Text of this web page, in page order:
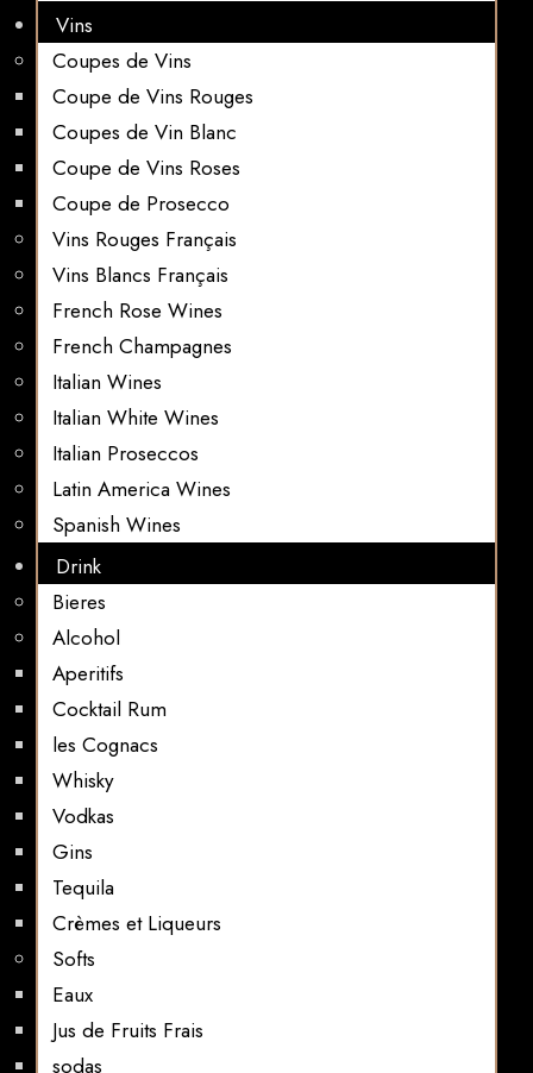
Vins
Coupes de Vins
Coupe de Vins Rouges
Coupes de Vin Blanc
Coupe de Vins Roses
Coupe de Prosecco
Vins Rouges Français
Vins Blancs Français
French Rose Wines
French Champagnes
Italian Wines
Italian White Wines
Italian Proseccos
Latin America Wines
Spanish Wines
Drink
Bieres
Alcohol
Aperitifs
Cocktail Rum
les Cognacs
Whisky
Vodkas
Gins
Tequila
Crèmes et Liqueurs
Softs
Eaux
Jus de Fruits Frais
sodas